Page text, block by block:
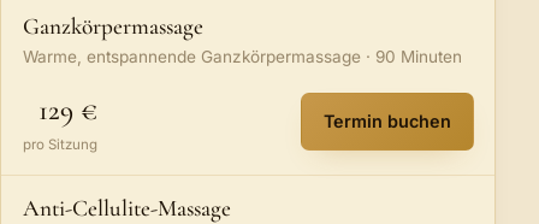
Ganzkörpermassage
Warme, entspannende Ganzkörpermassage · 90 Minuten
129 €
pro Sitzung
Termin buchen
:
Anti-Cellulite-Massage